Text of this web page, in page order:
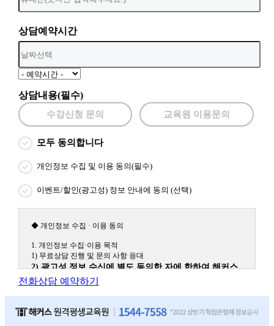
상담예약시간
상담내용(필수)
수강신청 문의 교육원 이용문의
모두 동의합니다
개인정보 수집 및 이용 동의(필수)
이벤트/할인(광고성) 정보 안내에 동의 (선택)
◆ 개인정보 수집 · 이용 동의
1. 개인정보 수집·이용 목적
1) 무료상담 진행 및 문의 사항 응대
2) 광고성 정보 수신에 별도 동의한 자에 한하여 해커스
원격평생교육원을 비롯한 해커스 교육그룹의 새로운 서
(해커스교육그룹: 해커스인강, 해커스프랩, 해커스톡, 해커스중국
전화상담 예약하기